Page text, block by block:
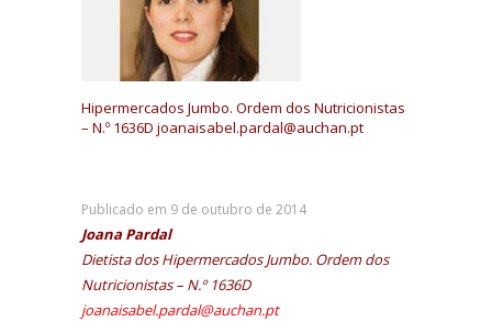
Hipermercados Jumbo. Ordem dos Nutricionistas
– N.º 1636D joanaisabel.pardal@auchan.pt
Publicado em 9 de outubro de 2014
Joana Pardal
Dietista dos Hipermercados Jumbo. Ordem dos
Nutricionistas – N.º 1636D
joanaisabel.pardal@auchan.pt